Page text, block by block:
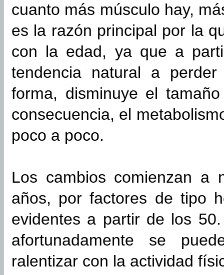
cuanto más músculo hay,
es la razón principal por la
con la edad, ya que a
tendencia natural a
forma, disminuye el
consecuencia, el
poco a poco.
Los cambios comienzan
años, por factores de tipo
evidentes a partir de los
afortunadamente se
ralentizar con la actividad